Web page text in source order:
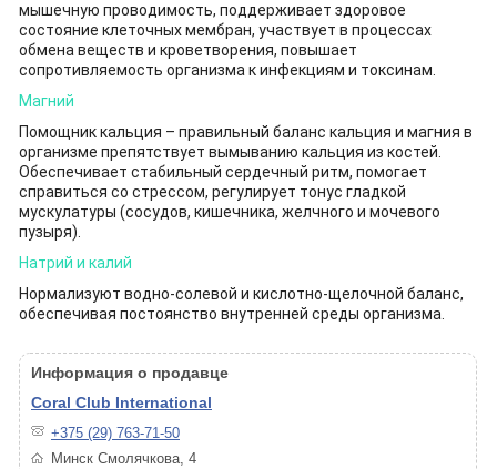
мышечную проводимость, поддерживает здоровое
состояние клеточных мембран, участвует в процессах
обмена веществ и кроветворения, повышает
сопротивляемость организма к инфекциям и токсинам.
Магний
Помощник кальция – правильный баланс кальция и магния в
организме препятствует вымыванию кальция из костей.
Обеспечивает стабильный сердечный ритм, помогает
справиться со стрессом, регулирует тонус гладкой
мускулатуры (сосудов, кишечника, желчного и мочевого
пузыря).
Натрий и калий
Нормализуют водно-солевой и кислотно-щелочной баланс,
обеспечивая постоянство внутренней среды организма.
Информация о продавце
Coral Club International
+375 (29) 763-71-50
Минск Смолячкова, 4